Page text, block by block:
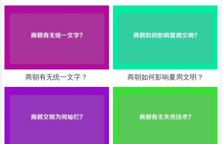
商朝有无统一文字？ 商朝如何影响夏周文明？